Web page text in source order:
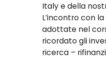
Italy e della
L’incontro con
adottate nel
ricordato gli
ricerca –